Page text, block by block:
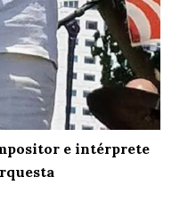
e intérprete